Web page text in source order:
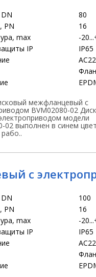
80
PN
16
max
-
IP
IP65
межфланцевый с
BVM02080-02
модели
02 выполнен в синем
с
100
PN
16
max
-
IP
IP65